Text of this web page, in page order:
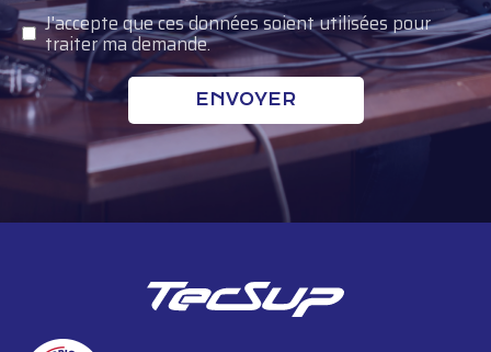
J'accepte que ces données soient utilisées pour
traiter ma demande.